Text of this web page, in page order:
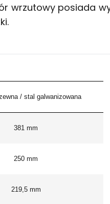
wrzutowy posiada
/ stal galwanizowana
381 mm
250 mm
219,5 mm